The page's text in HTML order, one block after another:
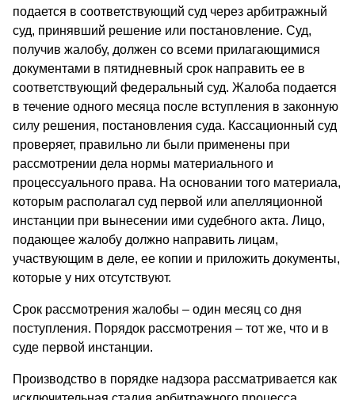
подается в соответствующий суд через арбитражный
суд, принявший решение или постановление. Суд,
получив жалобу, должен со всеми прилагающимися
документами в пятидневный срок направить ее в
соответствующий федеральный суд. Жалоба подается
в течение одного месяца после вступления в законную
силу решения, постановления суда. Кассационный суд
проверяет, правильно ли были применены при
рассмотрении дела нормы материального и
процессуального права. На основании того материала,
которым располагал суд первой или апелляционной
инстанции при вынесении ими судебного акта. Лицо,
подающее жалобу должно направить лицам,
участвующим в деле, ее копии и приложить документы,
которые у них отсутствуют.
Срок рассмотрения жалобы – один месяц со дня
поступления. Порядок рассмотрения – тот же, что и в
суде первой инстанции.
Производство в порядке надзора рассматривается как